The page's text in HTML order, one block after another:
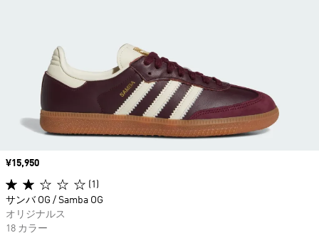
価格
¥15,950
(1)
サンバ OG / Samba OG
オリジナルス
18 カラー